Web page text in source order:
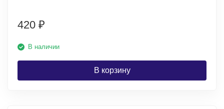
420 ₽
В наличии
В корзину